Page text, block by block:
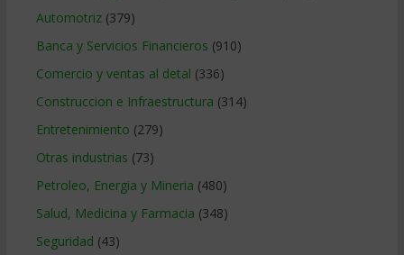
Automotriz(379)
Banca y Servicios Financieros (910)
Comercio y ventas al detal (336)
Construccion e Infraestructura (314)
Entretenimiento (279)
Otras industrias (73)
Petroleo, Energia y Mineria (480)
Salud, Medicina y Farmacia (348)
Seguridad (43)